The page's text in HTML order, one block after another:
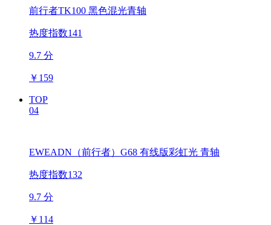
前行者TK100 黑色混光青轴
热度指数141
9.7 分
￥ 159
TOP
04
EWEADN（前行者）G68 有线版彩虹光 青轴
热度指数132
9.7 分
￥ 114